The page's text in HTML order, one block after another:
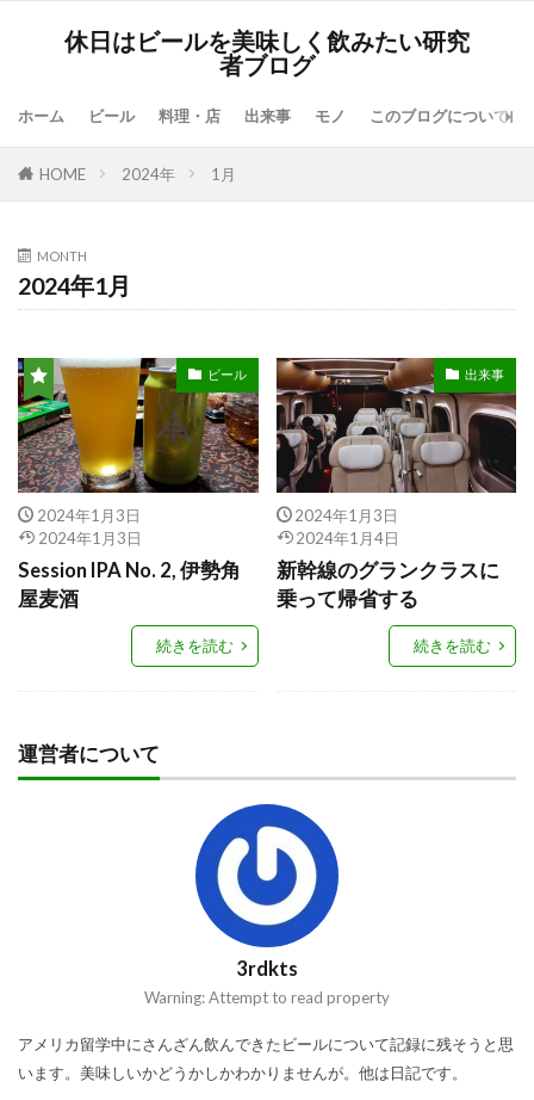
休日はビールを美味しく飲みたい研究
者ブログ
ホーム ビール 料理・店 出来事 モノ このブログについて
HOME 2024年 1月
MONTH
2024年1月
ビール
2024年1月3日
2024年1月3日
Session IPA No. 2, 伊勢角
屋麦酒
続きを読む
出来事
2024年1月3日
2024年1月4日
新幹線のグランクラスに
乗って帰省する
続きを読む
運営者について
3rdkts
Warning: Attempt to read property
アメリカ留学中にさんざん飲んできたビールについて記録に残そうと思
います。美味しいかどうかしかわかりませんが。他は日記です。